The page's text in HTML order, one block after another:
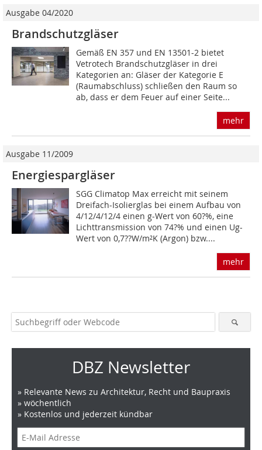
Ausgabe 04/2020
Brandschutzgläser
Gemäß EN 357 und EN 13501-2 bietet
Vetrotech Brandschutzgläser in drei
Kategorien an: Gläser der Kategorie E
(Raumabschluss) schließen den Raum so
ab, dass er dem Feuer auf einer Seite...
mehr
Ausgabe 11/2009
Energiespargläser
SGG Climatop Max erreicht mit seinem
Dreifach-Isolierglas bei einem Aufbau von
4/12/4/12/4 einen g-Wert von 60?%, eine
Lichttransmission von 74?% und einen Ug-
Wert von 0,7??W/m²K (Argon) bzw....
mehr
DBZ Newsletter
» Relevante News zu Architektur, Recht und Baupraxis
» wöchentlich
» Kostenlos und jederzeit kündbar